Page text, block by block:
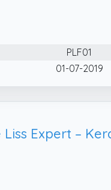
PLF01
01-07-2019